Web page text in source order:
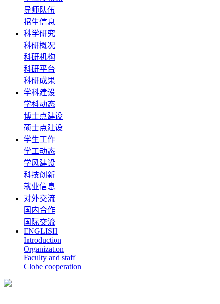
导师队伍
招生信息
科学研究
科研概况
科研机构
科研平台
科研成果
学科建设
学科动态
博士点建设
硕士点建设
学生工作
学工动态
学风建设
科技创新
就业信息
对外交流
国内合作
国际交流
ENGLISH
Introduction
Organization
Faculty and staff
Globe cooperation